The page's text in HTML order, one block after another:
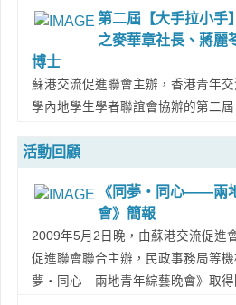
朱博士的表達是準確且能抓住人心
歡同他聊天的原因之一。... Read
百忙之中他同我們分享了他對青年
看法和建議。 在潘部長的眼中，
交匯的地方，在這兒英語環境很好、
而且有很好的國際網路。來港求學
要珍惜在香港的機會，課業學習之
文化和多參與社會活動。談到蘇港
會是一個非常好的平臺，蘇港會的很
地青年互相瞭解。潘部長特別強調，
很大，應該多看看祖國各個地方。他
今後蘇港會的活動舉辦領域更寬一
內很不平衡的，不能只看先進的地方
西部的地方，瞭解不同的生活和社會
第二屆【大手拉小手
之麥華章社長、蔣麗
博士
蘇港交流促進聯會主辦，香港青年
學內地學生學者聯誼會協辦的第二
烤場成功舉辦。活動共吸引近50名內
濟日報社長麥華章先生，蘇港交流促
先生等共11位嘉賓。大學生們分組
流，齊齊探討大學生未來的畢業前
家們的珍貴成功經驗。...Read
活動回顧
《同夢‧同心——兩
會》簡報
2009年5月2日晚，由蘇港交流促進
促進聯會聯合主辦，民政事務局等機
夢‧同心—兩地青年綜藝晚會》